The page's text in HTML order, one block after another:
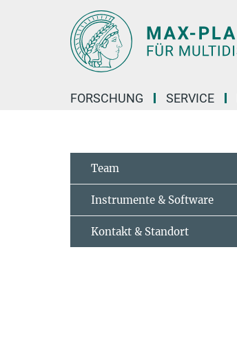
FORSCHUNG SERVICE
Team
Instrumente & Software
Kontakt & Standort